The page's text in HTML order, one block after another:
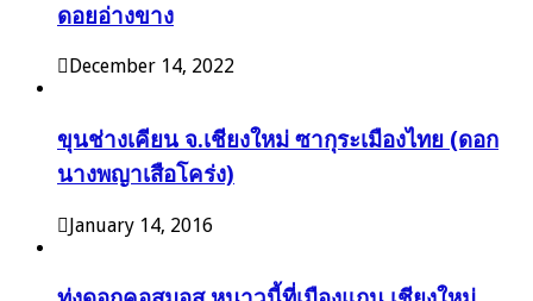
ดอยอ่างขาง
December 14, 2022
ขุนช่างเคียน จ.เชียงใหม่ ซากุระเมืองไทย (ดอก
นางพญาเสือโคร่ง)
January 14, 2016